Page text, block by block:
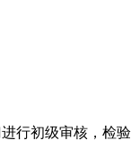
初级审核，检